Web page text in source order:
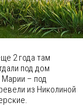
2 года там
под дом
– под
из Николиной